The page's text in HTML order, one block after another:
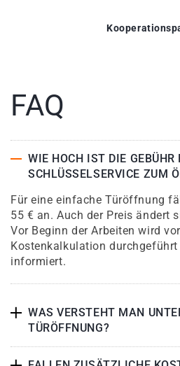
FAQ
WIE HOCH IST DIE GEBÜHR
SCHLÜSSELSERVICE ZUM
Für eine einfache Türöffnung
55 € an. Auch der Preis ändert
Vor Beginn der Arbeiten wird
Kostenkalkulation durchgeführt
informiert.
WAS VERSTEHT MAN
TÜRÖFFNUNG?